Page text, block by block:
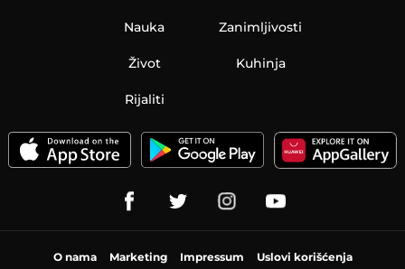
Nauka Zanimljivosti
Život Kuhinja
Rijaliti
O nama Marketing Impressum Uslovi korišćenja